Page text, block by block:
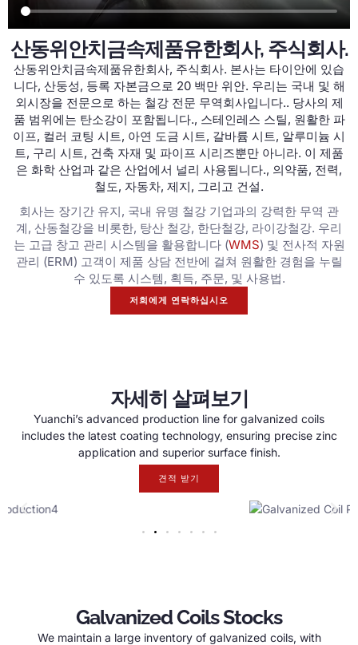
산동위안치금속제품유한회사, 주식회사.
산동위안치금속제품유한회사, 주식회사. 본사는 타이안에 있습
니다, 산둥성, 등록 자본금으로 20 백만 위안. 우리는 국내 및 해
외시장을 전문으로 하는 철강 전문 무역회사입니다.. 당사의 제
품 범위에는 탄소강이 포함됩니다., 스테인레스 스틸, 원활한 파
이프, 컬러 코팅 시트, 아연 도금 시트, 갈바륨 시트, 알루미늄 시
트, 구리 시트, 건축 자재 및 파이프 시리즈뿐만 아니라. 이 제품
은 화학 산업과 같은 산업에서 널리 사용됩니다., 의약품, 전력,
철도, 자동차, 제지, 그리고 건설.
회사는 장기간 유지, 국내 유명 철강 기업과의 강력한 무역 관
계, 산동철강을 비롯한, 탕산 철강, 한단철강, 라이강철강. 우리
는 고급 창고 관리 시스템을 활용합니다 (WMS) 및 전사적 자원
관리 (ERM) 고객이 제품 상담 전반에 걸쳐 원활한 경험을 누릴
수 있도록 시스템, 획득, 주문, 및 사용법.
저희에게 연락하십시오
자세히 살펴보기
Yuanchi’s advanced production line for galvanized coils
includes the latest coating technology, ensuring precise zinc
application and superior surface finish.
견적 받기
Galvanized Coils Stocks
We maintain a large inventory of galvanized coils, with